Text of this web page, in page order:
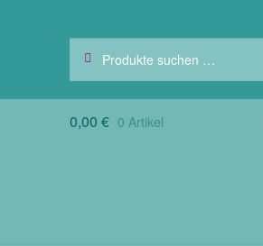
nach:
0,00 € 0 Artikel